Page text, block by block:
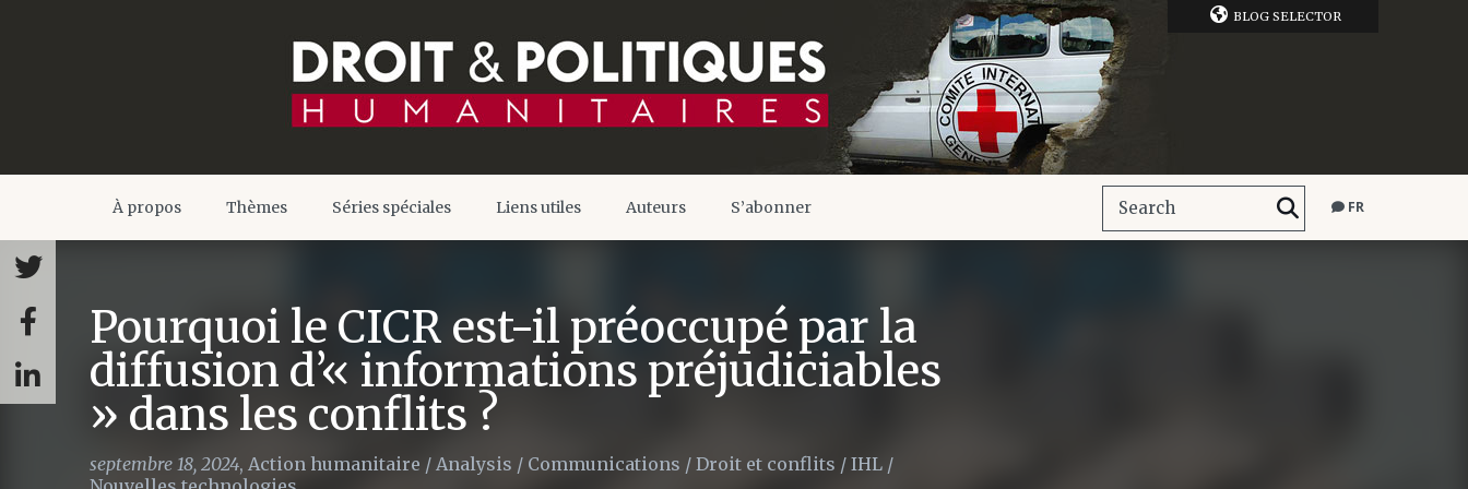
BLOG SELECTOR
À propos Thèmes Séries spéciales Liens utiles Auteurs S’abonner FR
Pourquoi le CICR est-il préoccupé par la
diffusion d’« informations préjudiciables
» dans les conflits ?
septembre 18, 2024, Action humanitaire / Analysis / Communications / Droit et conflits / IHL /